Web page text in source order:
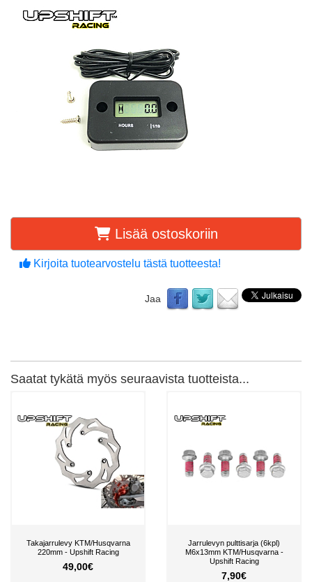
Lisää ostoskoriin
Kirjoita tuotearvostelu tästä tuotteesta!
Jaa
Saatat tykätä myös seuraavista tuotteista...
Takajarrulevy KTM/Husqvarna
220mm - Upshift Racing
49,00€
Jarrulevyn pulttisarja (6kpl)
M6x13mm KTM/Husqvarna -
Upshift Racing
7,90€